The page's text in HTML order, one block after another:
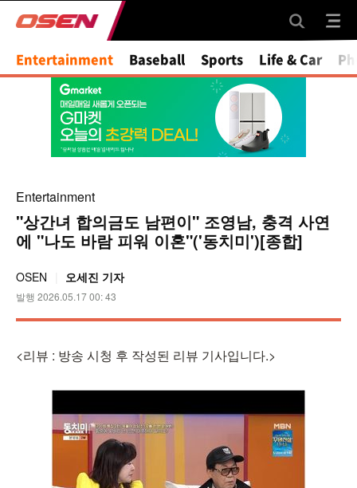
Mute
Entertainment Baseball Sports Life & Car
Entertainment
"상간녀 합의금도 남편이" 조영남, 충격 사연
에 "나도 바람 피워 이혼"('동치미')[종합]
OSEN 오세진 기자
발행 2026.05.17 00: 43
<리뷰 : 방송 시청 후 작성된 리뷰 기사입니다.>